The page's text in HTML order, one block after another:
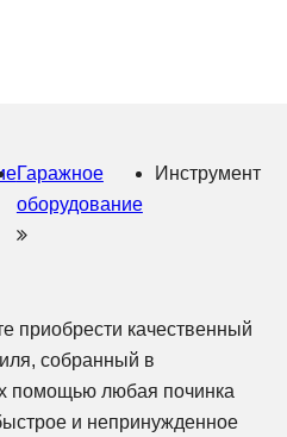
Гаражное
оборудование
Инструмент
приобрести качественный
собранный в
помощью любая починка
и непринужденное